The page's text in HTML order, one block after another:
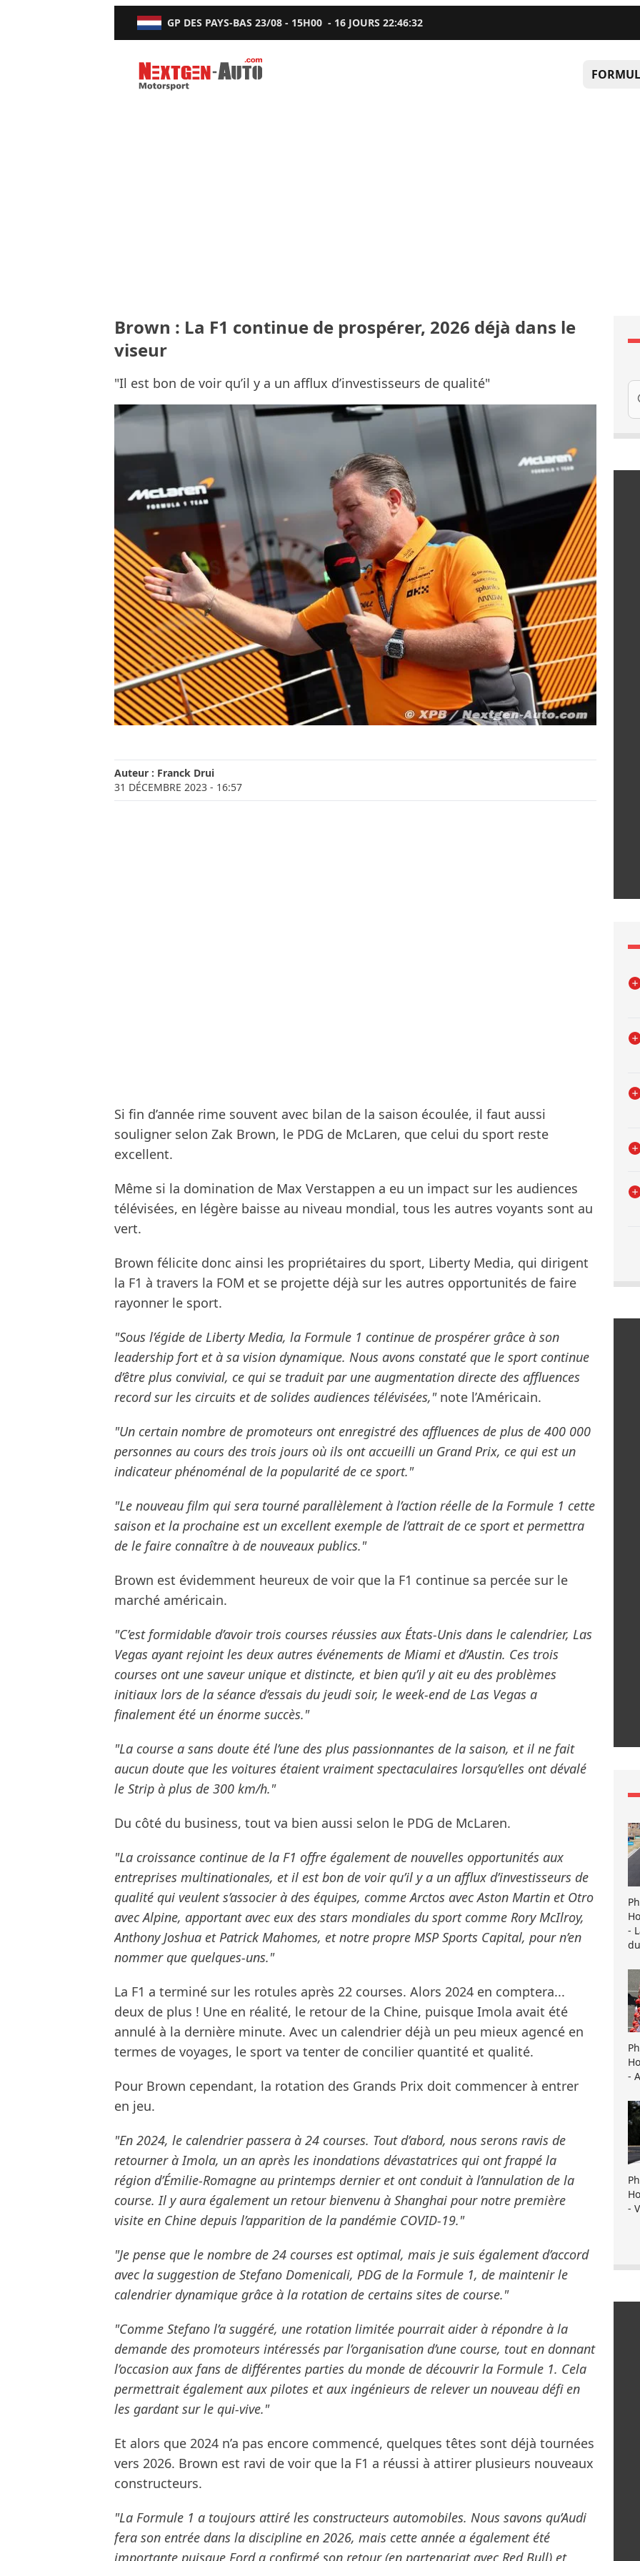
GP DES PAYS-BAS 23/08 - 15H00 - 16 JOURS22:46:31
Nextgen-Auto.com
Brown : La F1 continue de prospérer, 2026 déjà dans le
viseur
"Il est bon de voir qu’il y a un afflux d’investisseurs de qualité"
Auteur : Franck Drui
31 DÉCEMBRE 2023 - 16:57
Si fin d’année rime souvent avec bilan de la saison écoulée, il faut aussi
souligner selon Zak Brown, le PDG de McLaren, que celui du sport reste
excellent.
Même si la domination de Max Verstappen a eu un impact sur les audiences
télévisées, en légère baisse au niveau mondial, tous les autres voyants sont au
vert.
Brown félicite donc ainsi les propriétaires du sport, Liberty Media, qui dirigent
la F1 à travers la FOM et se projette déjà sur les autres opportunités de faire
rayonner le sport.
"Sous l’égide de Liberty Media, la Formule 1 continue de prospérer grâce à son
leadership fort et à sa vision dynamique. Nous avons constaté que le sport continue
d’être plus convivial, ce qui se traduit par une augmentation directe des affluences
record sur les circuits et de solides audiences télévisées,"note l’Américain.
"Un certain nombre de promoteurs ont enregistré des affluences de plus de 400 000
personnes au cours des trois jours où ils ont accueilli un Grand Prix, ce qui est un
indicateur phénoménal de la popularité de ce sport."
"Le nouveau film qui sera tourné parallèlement à l’action réelle de la Formule 1 cette
saison et la prochaine est un excellent exemple de l’attrait de ce sport et permettra
de le faire connaître à de nouveaux publics."
Brown est évidemment heureux de voir que la F1 continue sa percée sur le
marché américain.
"C’est formidable d’avoir trois courses réussies aux États-Unis dans le calendrier, Las
Vegas ayant rejoint les deux autres événements de Miami et d’Austin. Ces trois
courses ont une saveur unique et distincte, et bien qu’il y ait eu des problèmes
initiaux lors de la séance d’essais du jeudi soir, le week-end de Las Vegas a
finalement été un énorme succès."
"La course a sans doute été l’une des plus passionnantes de la saison, et il ne fait
aucun doute que les voitures étaient vraiment spectaculaires lorsqu’elles ont dévalé
le Strip à plus de 300 km/h."
Du côté du business, tout va bien aussi selon le PDG de McLaren.
"La croissance continue de la F1 offre également de nouvelles opportunités aux
entreprises multinationales, et il est bon de voir qu’il y a un afflux d’investisseurs de
qualité qui veulent s’associer à des équipes, comme Arctos avec Aston Martin et Otro
avec Alpine, apportant avec eux des stars mondiales du sport comme Rory McIlroy,
Anthony Joshua et Patrick Mahomes, et notre propre MSP Sports Capital, pour n’en
nommer que quelques-uns."
La F1 a terminé sur les rotules après 22 courses. Alors 2024 en comptera...
deux de plus ! Une en réalité, le retour de la Chine, puisque Imola avait été
annulé à la dernière minute. Avec un calendrier déjà un peu mieux agencé en
termes de voyages, le sport va tenter de concilier quantité et qualité.
Pour Brown cependant, la rotation des Grands Prix doit commencer à entrer
en jeu.
"En 2024, le calendrier passera à 24 courses. Tout d’abord, nous serons ravis de
retourner à Imola, un an après les inondations dévastatrices qui ont frappé la
région d’Émilie-Romagne au printemps dernier et ont conduit à l’annulation de la
course. Il y aura également un retour bienvenu à Shanghai pour notre première
visite en Chine depuis l’apparition de la pandémie COVID-19."
"Je pense que le nombre de 24 courses est optimal, mais je suis également d’accord
avec la suggestion de Stefano Domenicali, PDG de la Formule 1, de maintenir le
calendrier dynamique grâce à la rotation de certains sites de course."
"Comme Stefano l’a suggéré, une rotation limitée pourrait aider à répondre à la
demande des promoteurs intéressés par l’organisation d’une course, tout en donnant
l’occasion aux fans de différentes parties du monde de découvrir la Formule 1. Cela
permettrait également aux pilotes et aux ingénieurs de relever un nouveau défi en
les gardant sur le qui-vive."
Et alors que 2024 n’a pas encore commencé, quelques têtes sont déjà tournées
vers 2026. Brown est ravi de voir que la F1 a réussi à attirer plusieurs nouveaux
constructeurs.
"La Formule 1 a toujours attiré les constructeurs automobiles. Nous savons qu’Audi
fera son entrée dans la discipline en 2026, mais cette année a également été
-
-
-